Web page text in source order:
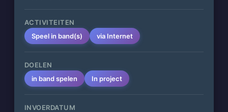
ACTIVITEITEN
Speel in band(s)
via Internet
DOELEN
in band spelen
In project
INVOERDATUM